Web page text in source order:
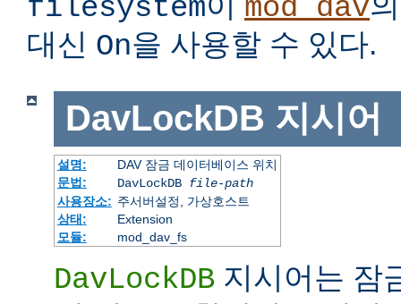
filesystem mod_dav
대신 On을 사용할 수 있다.
DavLockDB 지시어
설명:
DAV 잠금 데이터베이스 위치
문법:
DavLockDB file-path
사용장소: 주서버설정, 가상호스트
상태:
Extension
모듈:
mod_dav_fs
DavLockDB 지시어는 잠